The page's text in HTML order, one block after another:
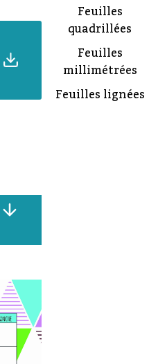
Feuilles
quadrillées
Feuilles
millimétrées
Feuilles lignées